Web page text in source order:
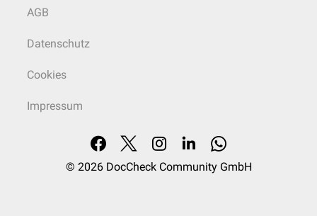
AGB
Datenschutz
Cookies
Impressum
© 2026 DocCheck Community GmbH